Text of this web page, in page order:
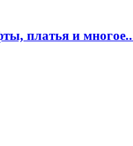
платья и